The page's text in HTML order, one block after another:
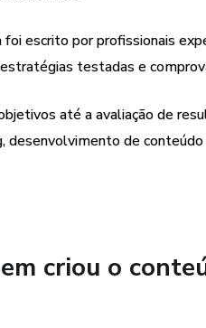
organizado para
esta oportunidade e invista no
escrito por profissionais
testadas e
até a avaliação de
desenvolvimento de
criou o